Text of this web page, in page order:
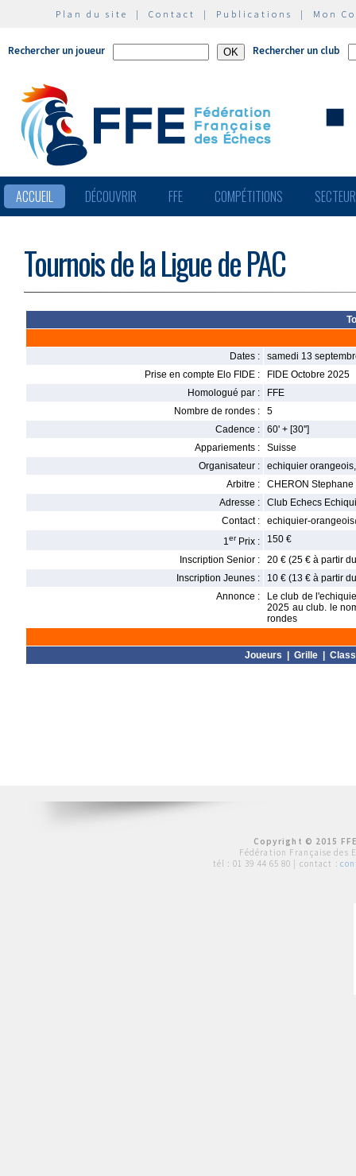
Plan du site | Contact | Publications | Mon
Rechercher un joueur Rechercher un club
ACCUEIL DÉCOUVRIR FFE COMPÉTITIONS
Tournois de la Ligue de PAC
Dates :
samedi 13
Prise en compte Elo FIDE :
FIDE Octobre 2025
Homologué par :
FFE
Nombre de rondes :
5
Cadence :
60' + [30'']
Appariements :
Suisse
Organisateur :
echiquier orangeois,
Arbitre :
CHERON Stephane
Adresse :
Club Echecs
Contact :
echiquier-
1er Prix :
150 €
Inscription Senior :
20 € (25 € à partir
Inscription Jeunes :
10 € (13 € à partir
Annonce :
Le club de
2025 au club. le
rondes
Joueurs Grille
Copyright © 2015
Fédération Française des
tél : 01 39 44 65 80 | contact :